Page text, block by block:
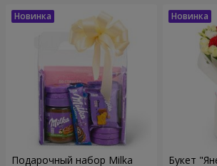
Подарочный набор Milka Букет